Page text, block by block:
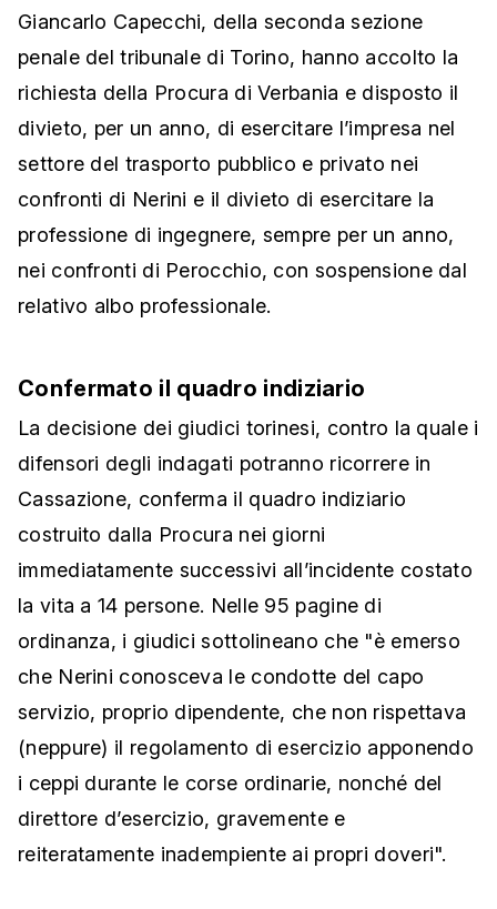
Giancarlo Capecchi, della seconda sezione
penale del tribunale di Torino, hanno accolto la
richiesta della Procura di Verbania e disposto il
divieto, per un anno, di esercitare l’impresa nel
settore del trasporto pubblico e privato nei
confronti di Nerini e il divieto di esercitare la
professione di ingegnere, sempre per un anno,
nei confronti di Perocchio, con sospensione dal
relativo albo professionale.
Confermato il quadro indiziario
La decisione dei giudici torinesi, contro la quale i
difensori degli indagati potranno ricorrere in
Cassazione, conferma il quadro indiziario
costruito dalla Procura nei giorni
immediatamente successivi all’incidente costato
la vita a 14 persone. Nelle 95 pagine di
ordinanza, i giudici sottolineano che "è emerso
che Nerini conosceva le condotte del capo
servizio, proprio dipendente, che non rispettava
(neppure) il regolamento di esercizio apponendo
i ceppi durante le corse ordinarie, nonché del
direttore d’esercizio, gravemente e
reiteratamente inadempiente ai propri doveri".